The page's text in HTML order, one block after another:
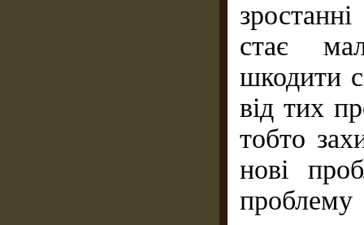
стає
шкодити
від тих
тобто
нові
проблему